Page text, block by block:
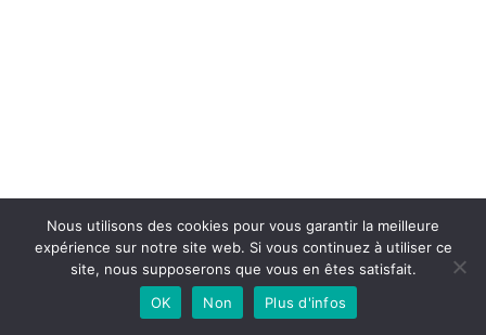
Français
English (UK)
Español
Nous utilisons des cookies pour vous garantir la meilleure
expérience sur notre site web. Si vous continuez à utiliser ce
site, nous supposerons que vous en êtes satisfait.
OK
Non Plus d'infos